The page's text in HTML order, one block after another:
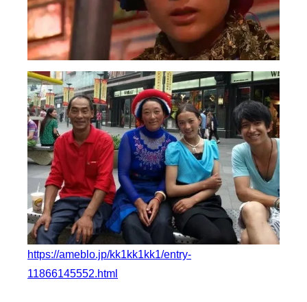
https://ameblo.jp/kk1kk1kk1/entry-
11866145552.html